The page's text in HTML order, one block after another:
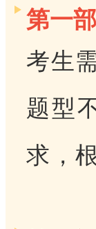
第一
考生
题型
求，